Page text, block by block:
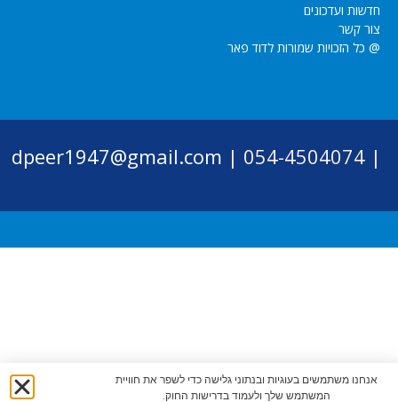
חדשות ועדכונים
צור קשר
@ כל הזכויות שמורות לדוד פאר
|
054-4504074 |
dpeer1947@gmail.com
אנחנו משתמשים בעוגיות ובנתוני גלישה כדי לשפר את חוויית
המשתמש שלך ולעמוד בדרישות החוק.